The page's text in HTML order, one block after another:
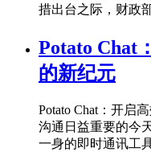
措出台之际，财政
Potato Chat
的新纪元
Potato Chat：开启
沟通日益重要的今
一身的即时通讯工